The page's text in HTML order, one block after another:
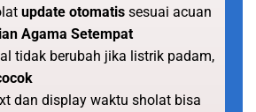
update otomatis sesuai acuan
Agama Setempat
tidak berubah jika listrik padam,
dan display waktu sholat bisa